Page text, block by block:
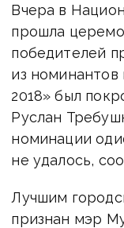
Вчера в
прошла
победителей
из
2018» был
Руслан
номинации
не удалось,
Лучшим
признан мэр